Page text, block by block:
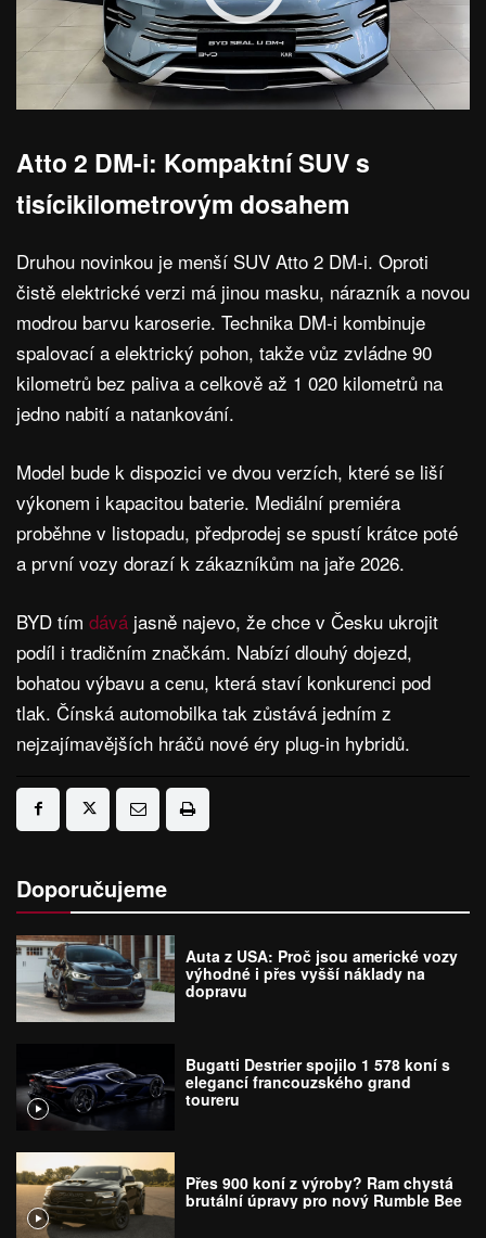
Atto 2 DM-i: Kompaktní SUV s
tisícikilometrovým dosahem
Druhou novinkou je menší SUV Atto 2 DM-i. Oproti
čistě elektrické verzi má jinou masku, nárazník a novou
modrou barvu karoserie. Technika DM-i kombinuje
spalovací a elektrický pohon, takže vůz zvládne 90
kilometrů bez paliva a celkově až 1 020 kilometrů na
jedno nabití a natankování.
Model bude k dispozici ve dvou verzích, které se liší
výkonem i kapacitou baterie. Mediální premiéra
proběhne v listopadu, předprodej se spustí krátce poté
a první vozy dorazí k zákazníkům na jaře 2026.
BYD tím dává jasně najevo, že chce v Česku ukrojit
podíl i tradičním značkám. Nabízí dlouhý dojezd,
bohatou výbavu a cenu, která staví konkurenci pod
tlak. Čínská automobilka tak zůstává jedním z
nejzajímavějších hráčů nové éry plug-in hybridů.
Doporučujeme
Auta z USA: Proč jsou americké vozy
výhodné i přes vyšší náklady na
dopravu
Bugatti Destrier spojilo 1 578 koní s
elegancí francouzského grand
toureru
Přes 900 koní z výroby? Ram chystá
brutální úpravy pro nový Rumble Bee